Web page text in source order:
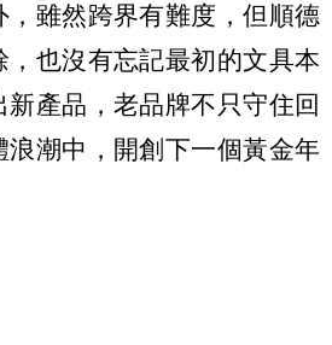
，雖然跨界有難度，但順德
也沒有忘記最初的文具本
產品，老品牌不只守住回
潮中，開創下一個黃金年